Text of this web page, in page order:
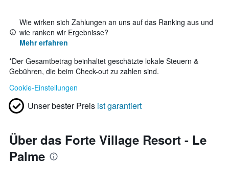
Wie wirken sich Zahlungen an uns auf das Ranking aus und
wie ranken wir Ergebnisse?
Mehr erfahren
*Der Gesamtbetrag beinhaltet geschätzte lokale Steuern &
Gebühren, die beim Check-out zu zahlen sind.
Cookie-Einstellungen
Unser bester Preis ist garantiert
Über das Forte Village Resort - Le
Palme